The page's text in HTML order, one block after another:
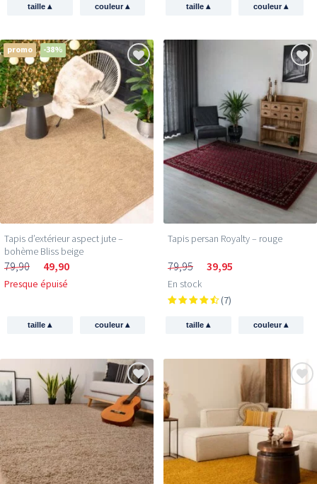
taille▴ couleur▴ taille▴ couleur▴
promo -38%
Tapis d’extérieur aspect jute –
bohème Bliss beige
79,90 49,90
Presque épuisé
taille▴ couleur▴
Tapis persan Royalty – rouge
79,95 39,95
En stock
(7)
taille▴ couleur▴